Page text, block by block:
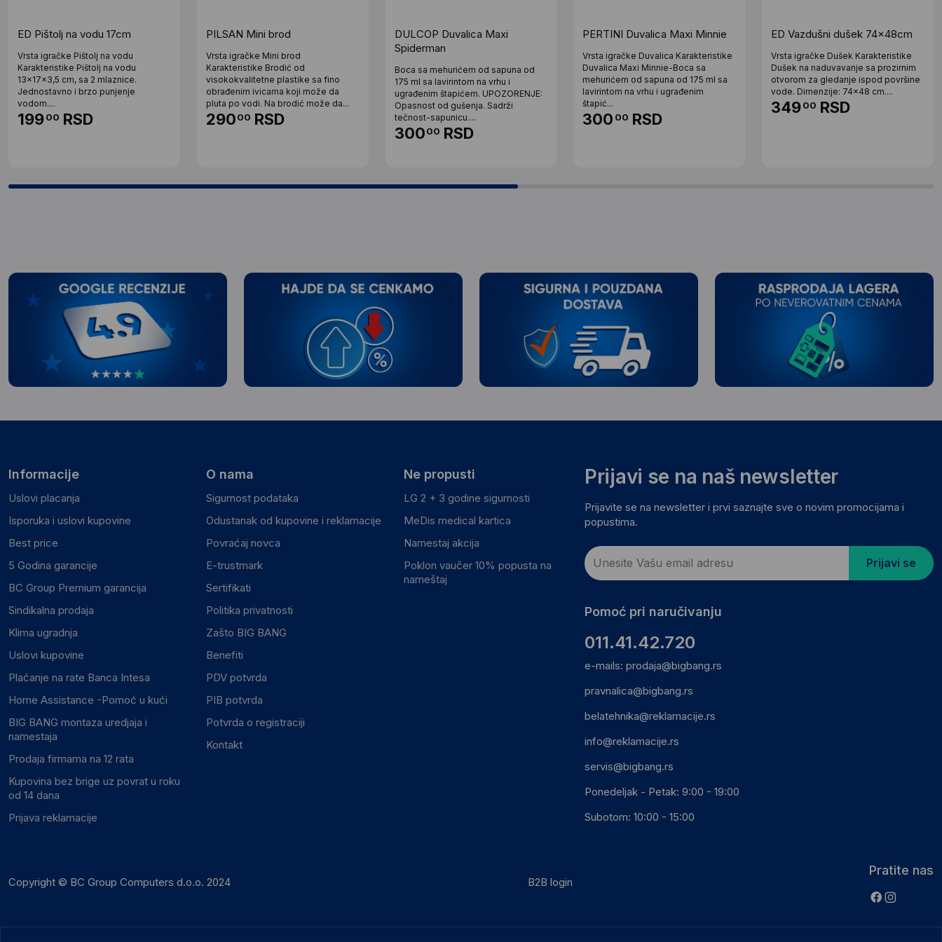
ED Pištolj na vodu 17cm
Vrsta igračke Pištolj na vodu
Karakteristike Pištolj na vodu
13x17x3,5 cm, sa 2 mlaznice.
Jednostavno i brzo punjenje
vodom....
19900 RSD
PILSAN Mini brod
Vrsta igračke Mini brod
Karakteristike Brodić od
visokokvalitetne plastike sa fino
obrađenim ivicama koji može da
pluta po vodi. Na brodić može da...
29000 RSD
DULCOP Duvalica Maxi
Spiderman
Boca sa mehurićem od sapuna od
175 ml sa lavirintom na vrhu i
ugrađenim štapićem. UPOZORENJE:
Opasnost od gušenja. Sadrži
tečnost-sapunicu....
30000 RSD
PERTINI Duvalica Maxi Minnie
Vrsta igračke Duvalica Karakteristike
Duvalica Maxi Minnie-Boca sa
mehurićem od sapuna od 175 ml sa
lavirintom na vrhu i ugrađenim
štapić...
300 00 RSD
ED Vazdušni dušek 74x48cm
Vrsta igračke Dušek Karakteristike
Dušek na naduvavanje sa prozirnim
otvorom za gledanje ispod površine
vode. Dimenzije: 74x48 cm....
34900 RSD
Informacije
Uslovi placanja
Isporuka i uslovi kupovine
Best price
5 Godina garancije
BC Group Premium garancija
Sindikalna prodaja
Klima ugradnja
Uslovi kupovine
Plaćanje na rate Banca Intesa
Home Assistance -Pomoć u kući
BIG BANG montaza uredjaja i
namestaja
Prodaja firmama na 12 rata
Kupovina bez brige uz povrat u roku
od 14 dana
Prijava reklamacije
O nama
Sigurnost podataka
Odustanak od kupovine i reklamacije
Povraćaj novca
E-trustmark
Sertifikati
Politika privatnosti
Zašto BIG BANG
Benefiti
PDV potvrda
PIB potvrda
Potvrda o registraciji
Kontakt
Ne propusti
LG 2 + 3 godine sigurnosti
MeDis medical kartica
Namestaj akcija
Poklon vaučer 10% popusta na
nameštaj
Prijavi se na naš newsletter
Prijavite se na newsletter i prvi saznajte sve o novim promocijama i
popustima.
Prijavi se
Pomoć pri naručivanju
011.41.42.720
e-mails: prodaja@bigbang.rs
pravnalica@bigbang.rs
belatehnika@reklamacije.rs
info@reklamacije.rs
servis@bigbang.rs
Ponedeljak - Petak: 9:00 - 19:00
Subotom: 10:00 - 15:00
Copyright © BC Group Computers d.o.o. 2024 B2B login
Pratite nas